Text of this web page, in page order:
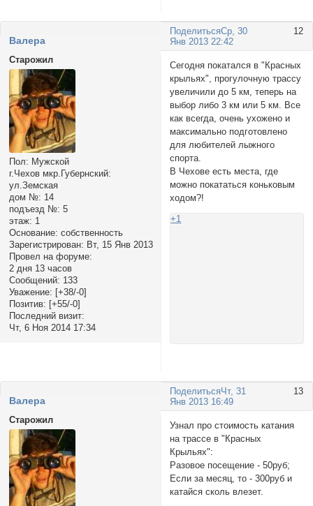
Поделиться 12
Ср, 30
Янв 2013 22:42
Валера
Старожил
Пол: Мужской
г.Чехов мкр.Губернский:
ул.Земская
дом №: 14
подъезд №: 5
этаж: 1
Основание: собственность
Зарегистрирован: Вт, 15 Янв 2013
Провел на форуме:
2 дня 13 часов
Сообщений: 133
Уважение: [+38/-0]
Позитив: [+55/-0]
Последний визит:
Чт, 6 Ноя 2014 17:34
Сегодня покатался в "Красных
крыльях", прогулочную трассу
увеличили до 5 км, теперь на
выбор либо 3 км или 5 км. Все
как всегда, очень ухожено и
максимально подготовлено
для любителей лыжного
спорта.
В Чехове есть места, где
можно покататься коньковым
ходом?!
+1
Поделиться 13
Чт, 31
Янв 2013 16:49
Валера
Старожил
Узнал про стоимость катания
на трассе в "Красных
Крыльях":
Разовое посещение - 50руб;
Если за месяц, то - 300руб и
катайся сколь влезет.